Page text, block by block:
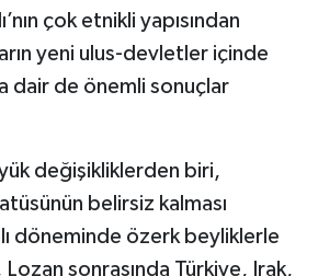
çok etnikli yapısından
yeni ulus-devletler içinde
dair de önemli sonuçlar
değişikliklerden biri,
belirsiz kalması
döneminde özerk beyliklerle
sonrasında Türkiye, Irak,